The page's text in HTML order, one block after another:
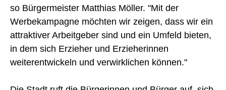
so Bürgermeister Matthias Möller. "Mit der
Werbekampagne möchten wir zeigen, dass wir ein
attraktiver Arbeitgeber sind und ein Umfeld bieten,
in dem sich Erzieher und Erzieherinnen
weiterentwickeln und verwirklichen können."